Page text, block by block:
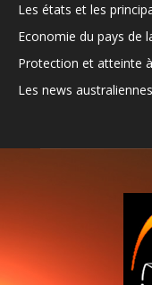
Les états et les
Economie du pays de
Protection et atteinte
Les news